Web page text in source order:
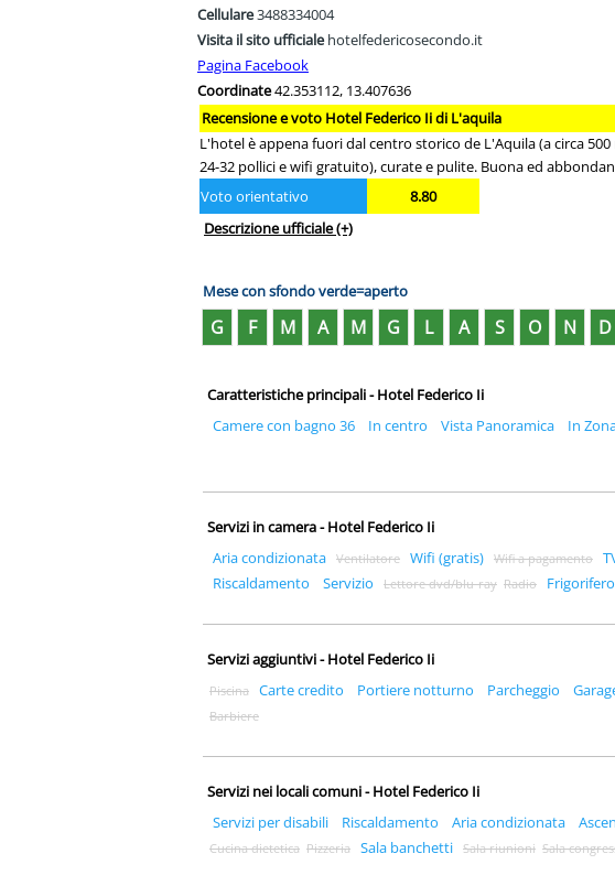
Cellulare3488334004
Visita il sito ufficialehotelfedericosecondo.it
Pagina Facebook
Coordinate42.353112, 13.407636
Recensione e voto Hotel Federico Ii di L'aquila
L'hotel è appena fuori dal centro storico de L'Aquila (a circa
24-32 pollici e wifi gratuito), curate e pulite. Buona ed
Voto orientativo
8.80
Descrizione ufficiale(+)
Mese con sfondo verde=aperto
G F M A M G L A S O N D
Caratteristiche principali - Hotel Federico Ii
Camere con bagno 36
In centro Vista Panoramica In
Servizi in camera - Hotel Federico Ii
Aria condizionata Ventilatore Wifi (gratis) Wifi a pagamento
Riscaldamento
Servizio Lettore dvd/blu-ray Radio Frigorifero
Servizi aggiuntivi - Hotel Federico Ii
Piscina Carte credito Portiere notturno Parcheggio
Barbiere
Servizi nei locali comuni - Hotel Federico Ii
Servizi per disabili
Riscaldamento Aria condizionata
Cucina dietetica Pizzeria Sala banchetti Sala riunioni Sala